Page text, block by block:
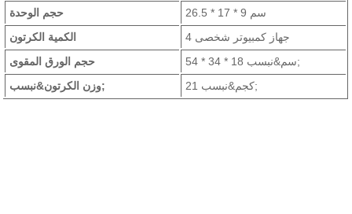
حجم الوحدة
26.5 * 17 * 9 سم
الكمية الكرتون
4 جهاز كمبيوتر شخصى
حجم الورق المقوى
54 * 34 * 18 سم&نبسب;
وزن الكرتون&نبسب;
21 كجم&نبسب;